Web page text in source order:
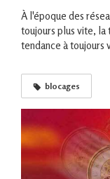
À l'époque des
toujours plus vite, la
tendance à toujours
blocages